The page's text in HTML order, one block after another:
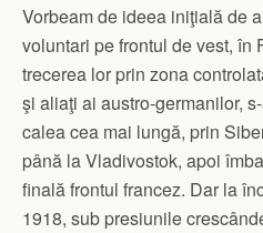
Vorbeam de ideea iniţială de
voluntari pe frontul de vest, în
trecerea lor prin zona
şi aliaţi ai austro-germanilor,
calea cea mai lungă, prin
până la Vladivostok, apoi
finală frontul francez. Dar la
1918, sub presiunile